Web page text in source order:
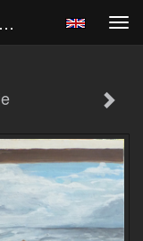
Rita Camphuijsen - Delftsblauw Meisje